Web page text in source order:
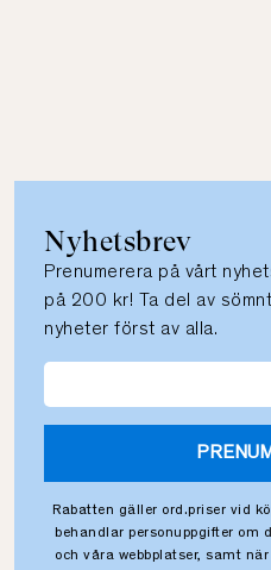
Nyhetsbrev
Prenumerera på vårt
på 200 kr! Ta del av
nyheter först av alla.
Rabatten gäller ord.priser vid
behandlar personuppgifter om
och våra webbplatser, samt